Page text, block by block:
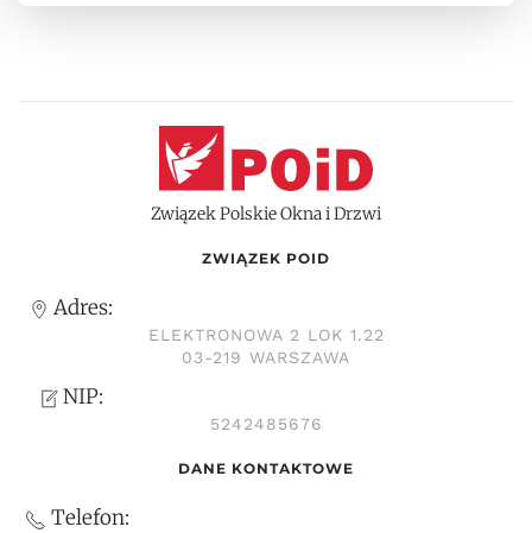
Związek Polskie Okna i Drzwi
ZWIĄZEK POID
Adres:
ELEKTRONOWA 2 LOK 1.22
03-219 WARSZAWA
NIP:
5242485676
DANE KONTAKTOWE
Telefon: